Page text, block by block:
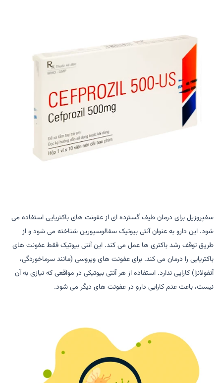
سفپروزیل برای درمان طیف گسترده ای از عفونت های باکتریایی استفاده می
شود. این دارو به عنوان آنتی بیوتیک سفالوسپورین شناخته می شود و از
طریق توقف رشد باکتری ها عمل می کند. این آنتی بیوتیک فقط عفونت های
باکتریایی را درمان می کند. برای عفونت های ویروسی (مانند سرماخوردگی،
آنفولانزا) کارایی ندارد. استفاده از هر آنتی بیوتیکی در مواقعی که نیازی به آن
نیست، باعث عدم کارایی دارو در عفونت های دیگر می شود.